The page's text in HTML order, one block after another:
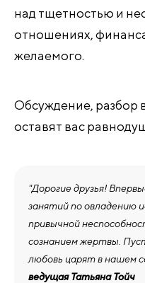
над тщетностью и
отношениях,
желаемого.
Обсуждение, разбор
оставят вас
"Дорогие друзья!
занятий по овладению
привычной
сознанием жертвы.
любовь царят в нашем
ведущая Татьяна Тойч